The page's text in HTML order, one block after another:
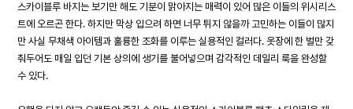
스카이블루 바지는 보기만 해도 기분이 맑아지는 매력이 있어 많은 이들의 위시리스
트에 오르곤 한다. 하지만 막상 입으려 하면 너무 튀지 않을까 고민하는 이들이 많지
만 사실 무채색 아이템과 훌륭한 조화를 이루는 실용적인 컬러다. 옷장에 한 벌만 갖
춰두어도 매일 입던 기본 상의에 생기를 불어넣으며 감각적인 데일리 룩을 완성할
수 있다.